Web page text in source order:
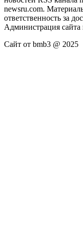
newsru.com.
ответственность за
Администрация сайта
Сайт от bmb3 @ 2025